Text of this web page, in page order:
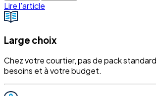
Lire l'article
Large choix
Chez votre courtier, pas de pack
besoins et à votre budget.